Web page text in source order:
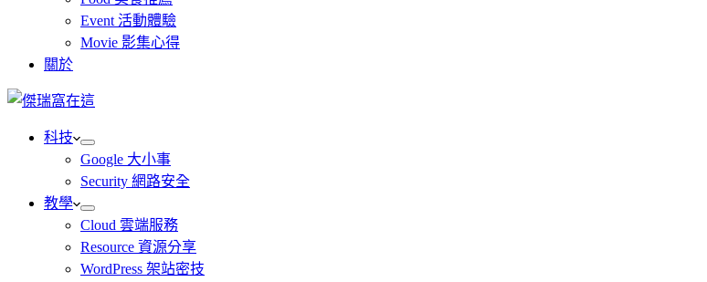
Event 活動體驗
Movie 影集心得
關於
科技
Google 大小事
Security 網路安全
教學
Cloud 雲端服務
Resource 資源分享
WordPress 架站密技